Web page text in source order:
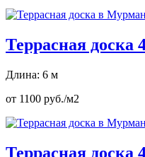
Террасная доска
Длина: 6 м
от 1100 руб./м2
Террасная доска